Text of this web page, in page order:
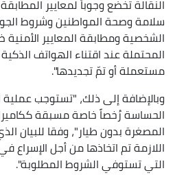
النقالة تخضع وجوباً لمعايير
سلامة وصحة المواطنين وشروط
الشخصية ومطابقة المعايير الأمنية ضدّ
المحتملة عند اقتناء الهواتف
مستعملة أو تمّ تجديدها".
وبالإضافة إلى ذلك، "تستوجب عملية
الحساسة رُخصاً خاصة مسبقة ككاميرات
المصغرة بدون طيار"، وفقا للبيان
اللازمة تم اتخاذها من أجل الإسراع في
التي تستوفي الشروط المطلوبة".